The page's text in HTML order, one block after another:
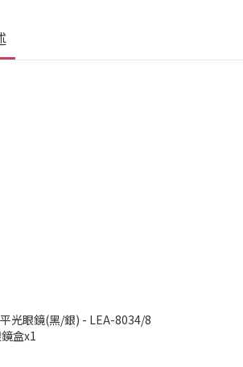
光眼鏡(黑/銀) - LEA-8034/8
盒x1